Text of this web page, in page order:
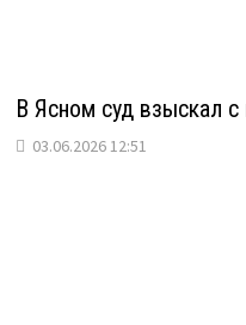
В Ясном суд взыскал
03.06.2026 12:51